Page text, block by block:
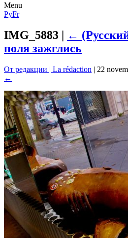
Menu
РуFr
IMG_5883 | ←
поля зажглись
От редакции | La rédaction | 22
←